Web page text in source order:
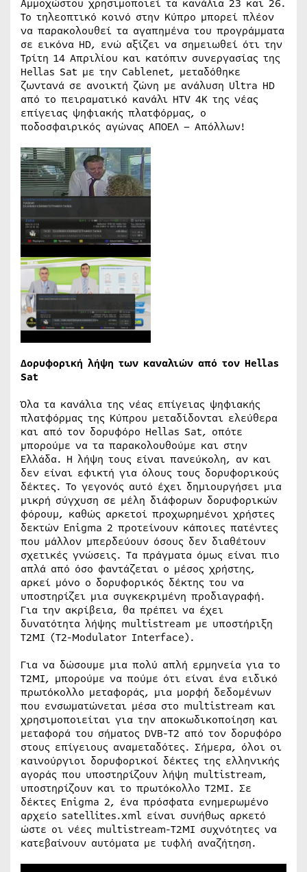
Αμμοχώστου χρησιμοποιεί τα κανάλια 23 και 26.
Το τηλεοπτικό κοινό στην Κύπρο μπορεί πλέον
να παρακολουθεί τα αγαπημένα του προγράμματα
σε εικόνα HD, ενώ αξίζει να σημειωθεί ότι την
Τρίτη 14 Απριλίου και κατόπιν συνεργασίας της
Hellas Sat με την Cablenet, μεταδόθηκε
ζωντανά σε ανοικτή ζώνη με ανάλυση Ultra HD
από το πειραματικό κανάλι HTV 4Κ της νέας
επίγειας ψηφιακής πλατφόρμας, ο
ποδοσφαιρικός αγώνας ΑΠΟΕΛ – Απόλλων!
Δορυφορική λήψη των καναλιών από τον Hellas
Sat
Όλα τα κανάλια της νέας επίγειας ψηφιακής
πλατφόρμας της Κύπρου μεταδίδονται ελεύθερα
και από τον δορυφόρο Hellas Sat, οπότε
μπορούμε να τα παρακολουθούμε και στην
Ελλάδα. Η λήψη τους είναι πανεύκολη, αν και
δεν είναι εφικτή για όλους τους δορυφορικούς
δέκτες. Το γεγονός αυτό έχει δημιουργήσει μια
μικρή σύγχυση σε μέλη διάφορων δορυφορικών
φόρουμ, καθώς αρκετοί προχωρημένοι χρήστες
δεκτών Enigma 2 προτείνουν κάποιες πατέντες
που μάλλον μπερδεύουν όσους δεν διαθέτουν
σχετικές γνώσεις. Τα πράγματα όμως είναι πιο
απλά από όσο φαντάζεται ο μέσος χρήστης,
αρκεί μόνο ο δορυφορικός δέκτης του να
υποστηρίζει μια συγκεκριμένη προδιαγραφή.
Για την ακρίβεια, θα πρέπει να έχει
δυνατότητα λήψης multistream με υποστήριξη
T2MI (T2-Modulator Interface).
Για να δώσουμε μια πολύ απλή ερμηνεία για το
T2MI, μπορούμε να πούμε ότι είναι ένα ειδικό
πρωτόκολλο μεταφοράς, μια μορφή δεδομένων
που ενσωματώνεται μέσα στο multistream και
χρησιμοποιείται για την αποκωδικοποίηση και
μεταφορά του σήματος DVB-T2 από τον δορυφόρο
στους επίγειους αναμεταδότες. Σήμερα, όλοι οι
καινούργιοι δορυφορικοί δέκτες της ελληνικής
αγοράς που υποστηρίζουν λήψη multistream,
υποστηρίζουν και το πρωτόκολλο T2MI. Σε
δέκτες Enigma 2, ένα πρόσφατα ενημερωμένο
αρχείο satellites.xml είναι συνήθως αρκετό
ώστε οι νέες multistream-T2MI συχνότητες να
κατεβαίνουν αυτόματα με τυφλή αναζήτηση.